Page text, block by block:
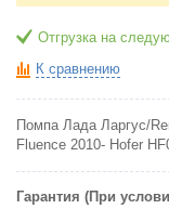
Отгрузка на
К сравнению
Помпа Лада Ларгус/
Fluence 2010- Hofer
Гарантия (При